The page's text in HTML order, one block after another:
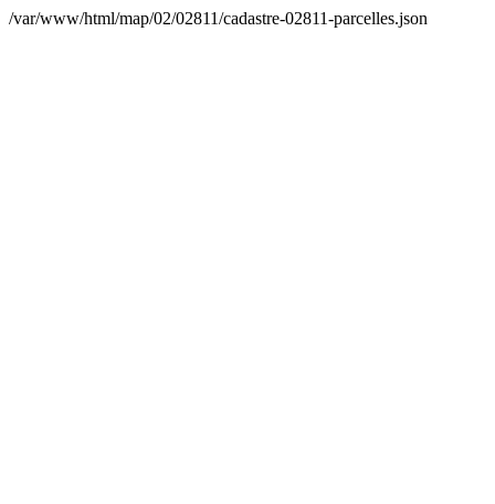
/var/www/html/map/02/02811/cadastre-02811-parcelles.json